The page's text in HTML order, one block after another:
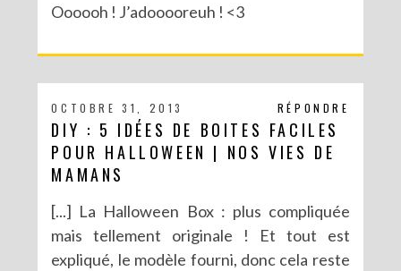
Oooooh ! J’adooooreuh ! <3
RÉPONDRE
OCTOBRE 31, 2013
DIY : 5 IDÉES DE BOITES FACILES
POUR HALLOWEEN | NOS VIES DE
MAMANS
[...] La Halloween Box : plus compliquée
mais tellement originale ! Et tout est
expliqué, le modèle fourni, donc cela reste